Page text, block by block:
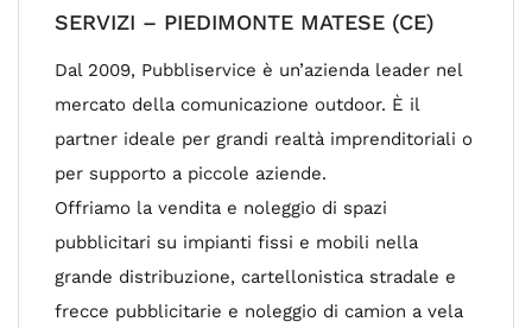
SERVIZI – PIEDIMONTE MATESE (CE)
Dal 2009, Pubbliservice è un’azienda leader nel
mercato della comunicazione outdoor. È il
partner ideale per grandi realtà imprenditoriali o
per supporto a piccole aziende.
Offriamo la vendita e noleggio di spazi
pubblicitari su impianti fissi e mobili nella
grande distribuzione, cartellonistica stradale e
frecce pubblicitarie e noleggio di camion a vela